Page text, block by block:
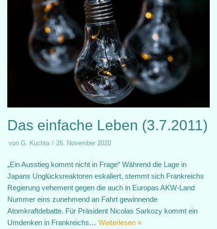
Das einfache Leben (3.7.2011)
von G. Kuchta 26. November 2020
„Ein Ausstieg kommt nicht in Frage“ Während die Lage in
Japans Unglücksreaktoren eskaliert, stemmt sich Frankreichs
Regierung vehement gegen die auch in Europas AKW-Land
Nummer eins zunehmend an Fahrt gewinnende
Atomkraftdebatte. Für Präsident Nicolas Sarkozy kommt ein
Umdenken in Frankreichs… Weiterlesen »